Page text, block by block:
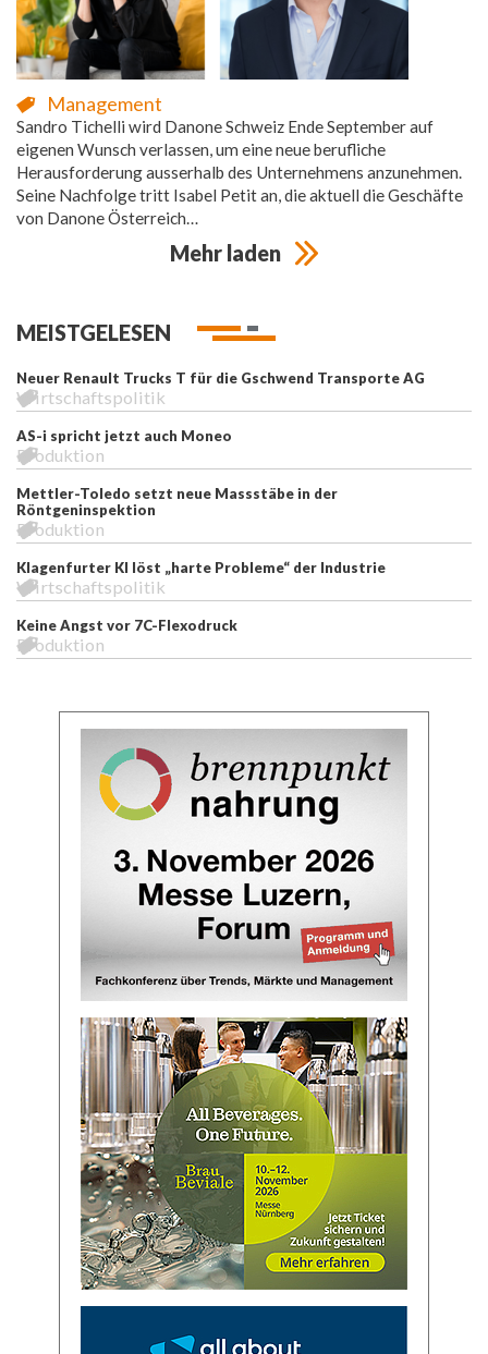
Management
Sandro Tichelli wird Danone Schweiz Ende September auf
eigenen Wunsch verlassen, um eine neue berufliche
Herausforderung ausserhalb des Unternehmens anzunehmen.
Seine Nachfolge tritt Isabel Petit an, die aktuell die Geschäfte
von Danone Österreich…
Mehr laden
MEISTGELESEN
Neuer Renault Trucks T für die Gschwend Transporte AG
Wirtschaftspolitik
AS-i spricht jetzt auch Moneo
Produktion
Mettler-Toledo setzt neue Massstäbe in der
Röntgeninspektion
Produktion
Klagenfurter KI löst „harte Probleme“ der Industrie
Wirtschaftspolitik
Keine Angst vor 7C-Flexodruck
Produktion